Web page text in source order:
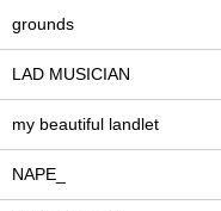
grounds
LAD MUSICIAN
my beautiful landlet
NAPE_